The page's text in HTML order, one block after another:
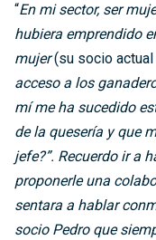
“En mi sector, ser
hubiera emprendido
mujer(su socio
acceso a los
mí me ha sucedido
de la quesería y que
jefe?”. Recuerdo ir a
proponerle una
sentara a hablar
socio Pedro que